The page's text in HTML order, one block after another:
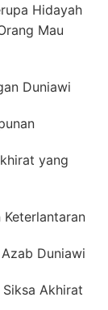
Hidayah
Mau
Duniawi
yang
Duniawi
Akhirat